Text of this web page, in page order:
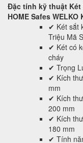
Đặc tính kỹ thuật Két
HOME Safes WELKO
✔ Két sắt
Triệu Mã
✔ Két có
cháy
✔ Trọng
✔ Kích
mm
✔ Kích
200 mm
✔ Kích
180 mm
✔ Tính